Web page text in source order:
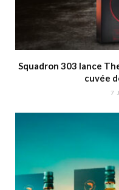
Squadron 303 lance
cuvée
7